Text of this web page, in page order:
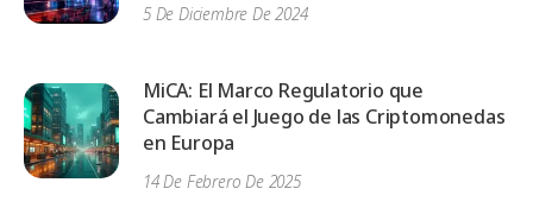
5 De Diciembre De 2024
MiCA: El Marco Regulatorio que
Cambiará el Juego de las Criptomonedas
en Europa
14 De Febrero De 2025